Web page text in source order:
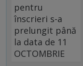
pentru
înscrieri s-a
prelungit până
la data de 11
OCTOMBRIE